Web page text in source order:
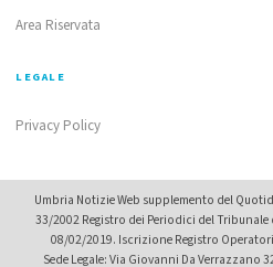
Area Riservata
LEGALE
Privacy Policy
Umbria Notizie Web supplemento del
33/2002 Registro dei Periodici del
08/02/2019. Iscrizione Registro
Sede Legale: Via Giovanni Da Verrazzano